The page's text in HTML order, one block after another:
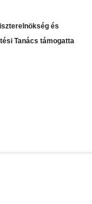
és
Tanács támogatta